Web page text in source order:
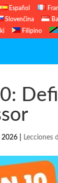
Español
Slovenčina
Filipino
2026 Lecciones